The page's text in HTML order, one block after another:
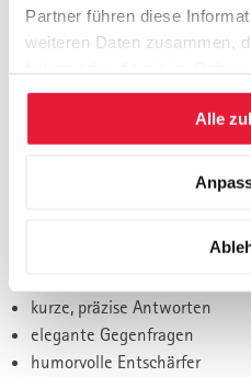
Partner führen diese
weiteren Daten zusammen,
gesammelt haben.
Alle
Was braucht eine
Innere Haltung
kurze, präzise Antworten
elegante Gegenfragen
humorvolle Entschärfer